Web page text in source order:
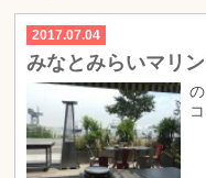
2017.07.04
みなとみらいマリ